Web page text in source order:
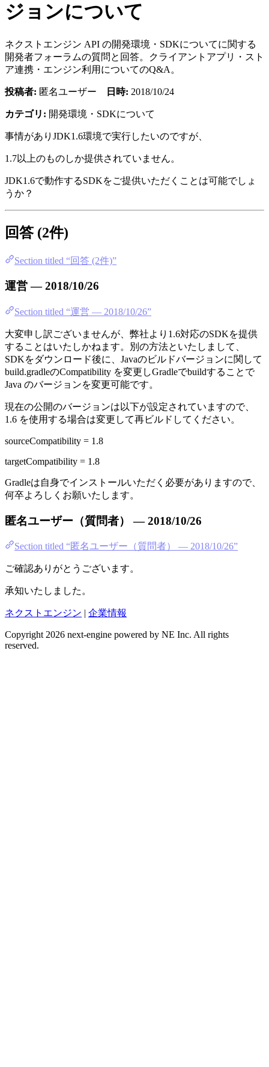
ジョンについて
ネクストエンジン API の開発環境・SDKについてに関する
開発者フォーラムの質問と回答。クライアントアプリ・スト
ア連携・エンジン利用についてのQ&A。
投稿者: 匿名ユーザー 日時: 2018/10/24
カテゴリ: 開発環境・SDKについて
事情がありJDK1.6環境で実行したいのですが、
1.7以上のものしか提供されていません。
JDK1.6で動作するSDKをご提供いただくことは可能でしょ
うか？
回答 (2件)
Section titled “回答 (2件)”
運営 — 2018/10/26
Section titled “運営 — 2018/10/26”
大変申し訳ございませんが、弊社より1.6対応のSDKを提供
することはいたしかねます。別の方法といたしまして、
SDKをダウンロード後に、Javaのビルドバージョンに関して
build.gradleのCompatibility を変更しGradleでbuildすることで
Java のバージョンを変更可能です。
現在の公開のバージョンは以下が設定されていますので、
1.6 を使用する場合は変更して再ビルドしてください。
sourceCompatibility = 1.8
targetCompatibility = 1.8
Gradleは自身でインストールいただく必要がありますので、
何卒よろしくお願いたします。
匿名ユーザー（質問者） — 2018/10/26
Section titled “匿名ユーザー（質問者） — 2018/10/26”
ご確認ありがとうございます。
承知いたしました。
ネクストエンジン | 企業情報
Copyright 2026 next-engine powered by NE Inc. All rights
reserved.